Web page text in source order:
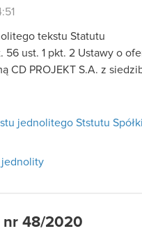
tekstu Statutu
56 ust. 1 pkt. 2 Ustawy o
CD PROJEKT S.A. z
jednolitego Ststutu Spółki
jednolity
nr 48/2020